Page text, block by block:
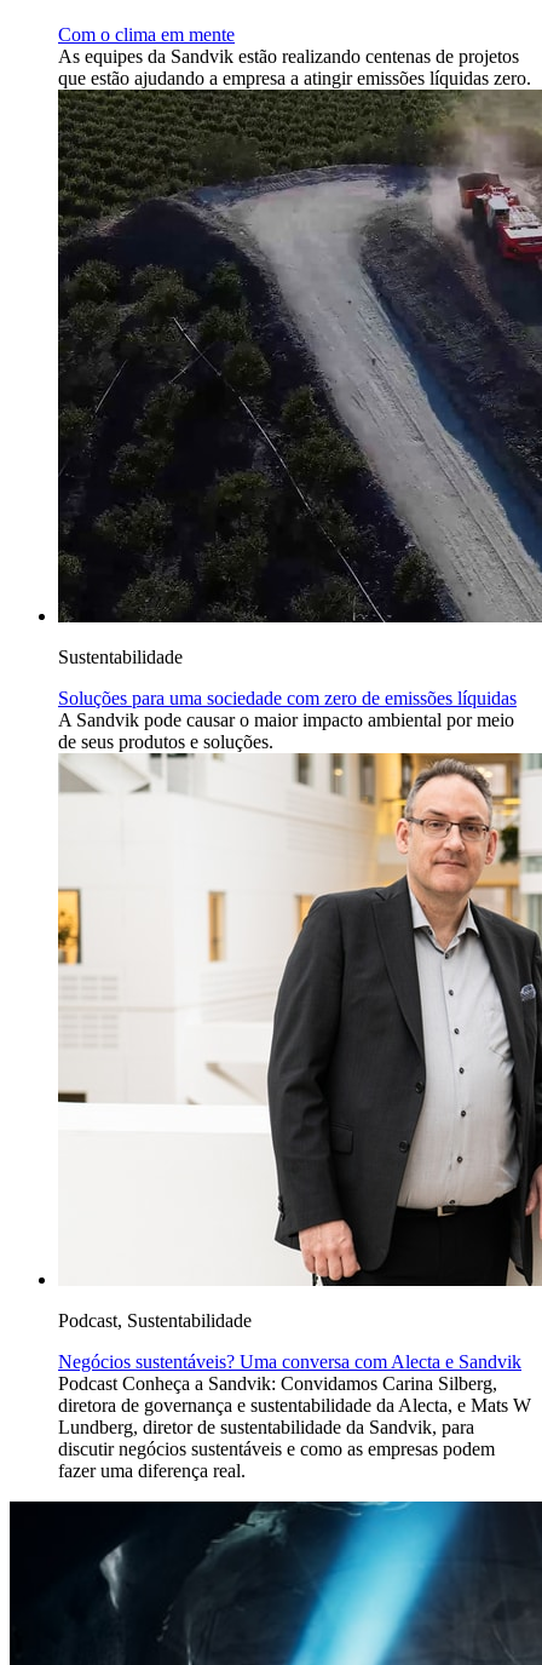
Com o clima em mente
As equipes da Sandvik estão realizando centenas de projetos
que estão ajudando a empresa a atingir emissões líquidas zero.
Sustentabilidade
Soluções para uma sociedade com zero de emissões líquidas
A Sandvik pode causar o maior impacto ambiental por meio
de seus produtos e soluções.
Podcast, Sustentabilidade
Negócios sustentáveis? Uma conversa com Alecta e Sandvik
Podcast Conheça a Sandvik: Convidamos Carina Silberg,
diretora de governança e sustentabilidade da Alecta, e Mats W
Lundberg, diretor de sustentabilidade da Sandvik, para
discutir negócios sustentáveis e como as empresas podem
fazer uma diferença real.